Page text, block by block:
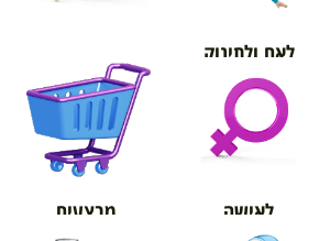
לאם ולתינוק
אורטופדיה
לאישה מבצעים